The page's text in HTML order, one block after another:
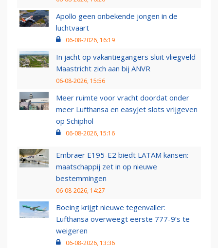
Apollo geen onbekende jongen in de
luchtvaart
06-08-2026, 16:19
In jacht op vakantiegangers sluit vliegveld
Maastricht zich aan bij ANVR
06-08-2026, 15:56
Meer ruimte voor vracht doordat onder
meer Lufthansa en easyJet slots vrijgeven
op Schiphol
06-08-2026, 15:16
Embraer E195-E2 biedt LATAM kansen:
maatschappij zet in op nieuwe
bestemmingen
06-08-2026, 14:27
Boeing krijgt nieuwe tegenvaller:
Lufthansa overweegt eerste 777-9’s te
weigeren
06-08-2026, 13:36